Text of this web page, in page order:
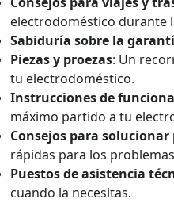
electrodoméstico durante
Sabiduría sobre la
Piezas y proezas: Un
tu electrodoméstico.
Instrucciones de
máximo partido a tu
Consejos para
rápidas para los
Puestos de asistencia
cuando la necesitas.